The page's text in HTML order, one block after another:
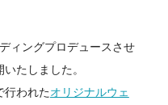
ィングプロデュースさせ
たしました。
行われたオリジナルウェ